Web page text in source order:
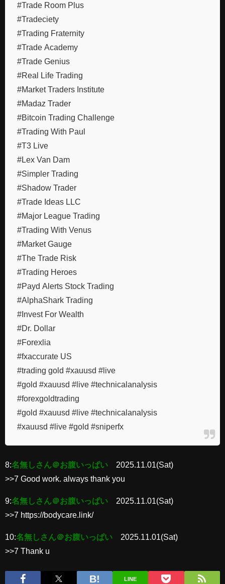
#Trade Room Plus
#Tradeciety
#Trading Fraternity
#Trade Academy
#Trade Genius
#Real Life Trading
#Market Traders Institute
#Madaz Trader
#Bitcoin Trading Challenge
#Trading With Paul
#T3 Live
#Lex Van Dam
#Simpler Trading
#Shadow Trader
#Trade Ideas LLC
#Major League Trading
#Trading With Venus
#Market Gauge
#The Trade Risk
#Trading Heroes
#Payd Alerts Stock Trading
#AlphaShark Trading
#Invest For Wealth
#Dr. Dollar
#Forexlia
#fxaccurate US
#trading gold #xauusd #live
#gold #xauusd #live #technicalanalysis
#forexgoldtrading
#gold #xauusd #live #technicalanalysis
#xauusd #live #gold #sniperfx
8:名無しさん＠お腹いっぱい
2025.11.01(Sat)
>>7 Good work. always thank you
9:名無しさん＠お腹いっぱい
2025.11.01(Sat)
>>7 https://bodycare.link/
10:名無しさん＠お腹いっぱい
2025.11.01(Sat)
>>7 Thank u
LINE